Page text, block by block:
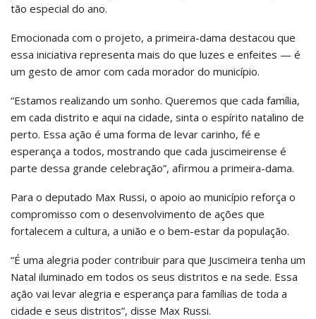
tão especial do ano.
Emocionada com o projeto, a primeira-dama destacou que
essa iniciativa representa mais do que luzes e enfeites — é
um gesto de amor com cada morador do município.
“Estamos realizando um sonho. Queremos que cada família,
em cada distrito e aqui na cidade, sinta o espírito natalino de
perto. Essa ação é uma forma de levar carinho, fé e
esperança a todos, mostrando que cada juscimeirense é
parte dessa grande celebração”, afirmou a primeira-dama.
Para o deputado Max Russi, o apoio ao município reforça o
compromisso com o desenvolvimento de ações que
fortalecem a cultura, a união e o bem-estar da população.
“É uma alegria poder contribuir para que Juscimeira tenha um
Natal iluminado em todos os seus distritos e na sede. Essa
ação vai levar alegria e esperança para famílias de toda a
cidade e seus distritos”, disse Max Russi.